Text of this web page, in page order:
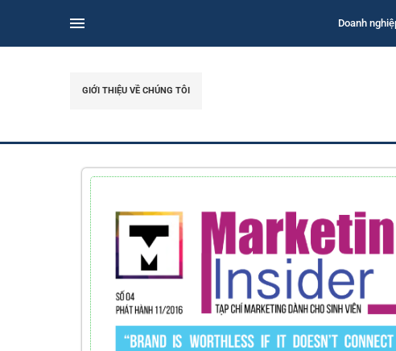
Doanh
GIỚI THIỆU VỀ CHÚNG TÔI